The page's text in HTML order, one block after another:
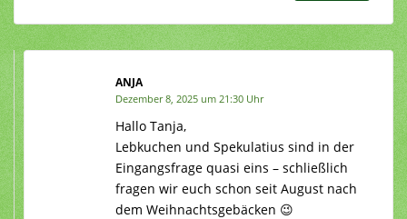
ANJA
Dezember 8, 2025 um 21:30 Uhr
Hallo Tanja,
Lebkuchen und Spekulatius sind in der
Eingangsfrage quasi eins – schließlich
fragen wir euch schon seit August nach
dem Weihnachtsgebäcken 😉